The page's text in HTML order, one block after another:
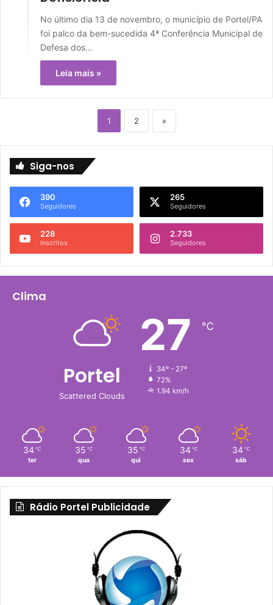
No último dia 13 de novembro, o município de Portel/PA
foi palco da bem-sucedida 4ª Conferência Municipal de
Defesa dos…
Leia mais »
1 2 »
Siga-nos
390
Seguidores
265
Seguidores
228
Inscritos
2.733
Seguidores
Clima
Portel
Scattered Clouds
27 ℃
34º - 27º
72%
1.94 km/h
34 ℃
ter
35 ℃
qua
35 ℃
qui
34 ℃
sex
34 ℃
sáb
Rádio Portel Publicidade